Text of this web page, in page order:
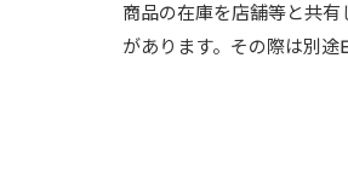
商品の在庫を店舗等と共
があります。その際は別途